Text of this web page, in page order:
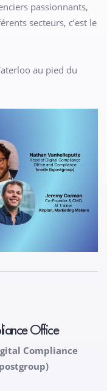
passionnants,
secteurs, c’est le
au pied du
Office
Compliance